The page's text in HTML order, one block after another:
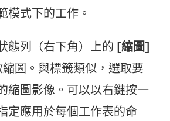
模式下的工作。
態列（右下角）上的 [縮圖]
圖。與標籤類似，選取要
縮圖影像。可以以右鍵按一
定應用於每個工作表的命